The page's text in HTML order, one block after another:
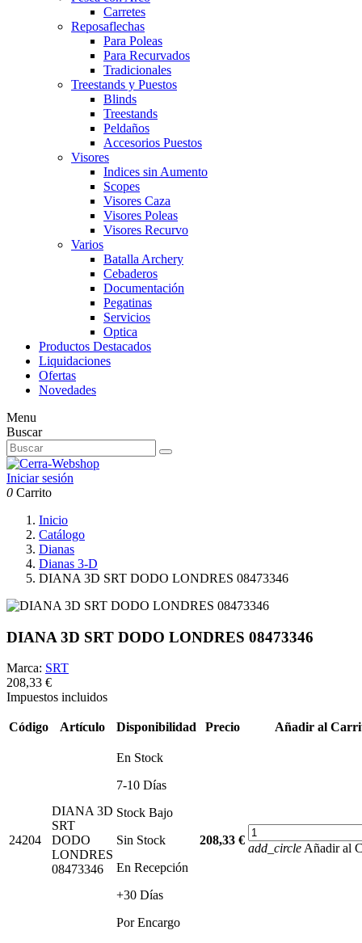
Carretes
Reposaflechas
Para Poleas
Para Recurvados
Tradicionales
Treestands y Puestos
Blinds
Treestands
Peldaños
Accesorios Puestos
Visores
Indices sin Aumento
Scopes
Visores Caza
Visores Poleas
Visores Recurvo
Varios
Batalla Archery
Cebaderos
Documentación
Pegatinas
Servicios
Optica
Productos Destacados
Liquidaciones
Ofertas
Novedades
Menu
Buscar
Iniciar sesión
0 Carrito
Inicio
Catálogo
Dianas
Dianas 3-D
DIANA 3D SRT DODO LONDRES 08473346
DIANA 3D SRT DODO LONDRES 08473346
Marca: SRT
208,33 €
Impuestos incluidos
Código Artículo Disponibilidad Precio Añadir al
24204
DIANA 3D
SRT
DODO
LONDRES
08473346
En Stock
7-10 Días
Stock Bajo
Sin Stock
En Recepción
+30 Días
Por Encargo
208,33 €
add_circleAñadir al